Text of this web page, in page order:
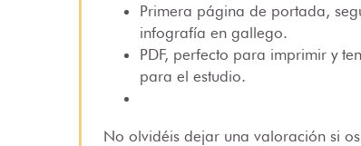
Primera página de portada,
infografía en gallego.
PDF, perfecto para imprimir y
para el estudio.
No olvidéis dejar una valoración si